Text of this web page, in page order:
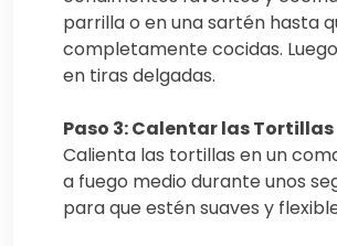
parrilla o en una sartén hasta
completamente cocidas.
en tiras delgadas.
Paso 3: Calentar las Tortillas
Calienta las tortillas en un
a fuego medio durante unos
para que estén suaves y